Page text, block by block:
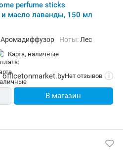
perfume sticks
масло лаванды, 150 мл
Аромадиффузор Ноты: Лес
карта, наличные
officetonmarket.byНет отзывов i
В магазин